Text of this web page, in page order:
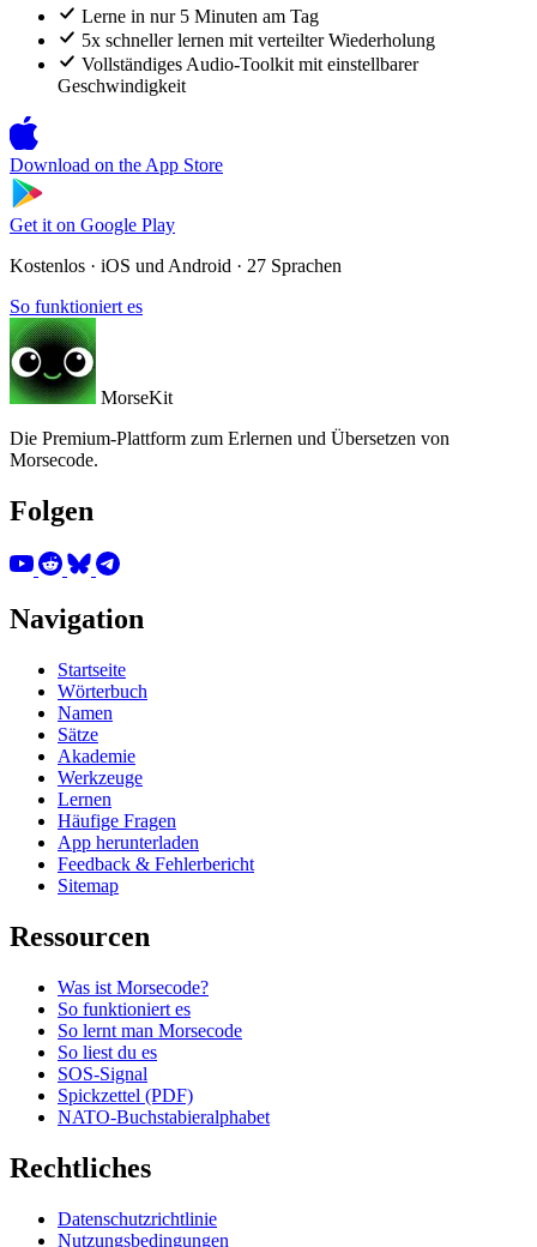
Lerne in nur 5 Minuten am Tag
5x schneller lernen mit verteilter Wiederholung
Vollständiges Audio-Toolkit mit einstellbarer
Geschwindigkeit
Download on the App Store
Get it on Google Play
Kostenlos · iOS und Android · 27 Sprachen
So funktioniert es
MorseKit
Die Premium-Plattform zum Erlernen und Übersetzen von
Morsecode.
Folgen
Navigation
Startseite
Wörterbuch
Namen
Sätze
Akademie
Werkzeuge
Lernen
Häufige Fragen
App herunterladen
Feedback & Fehlerbericht
Sitemap
Ressourcen
Was ist Morsecode?
So funktioniert es
So lernt man Morsecode
So liest du es
SOS-Signal
Spickzettel (PDF)
NATO-Buchstabieralphabet
Rechtliches
Datenschutzrichtlinie
Nutzungsbedingungen